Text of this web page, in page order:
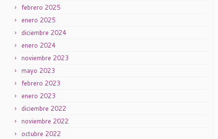
febrero 2025
enero 2025
diciembre 2024
enero 2024
noviembre 2023
mayo 2023
febrero 2023
enero 2023
diciembre 2022
noviembre 2022
octubre 2022